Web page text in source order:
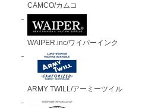
CAMCO/カムコ
WAIPER.inc/ワイパーインク
ARMY TWILL/アーミーツイル